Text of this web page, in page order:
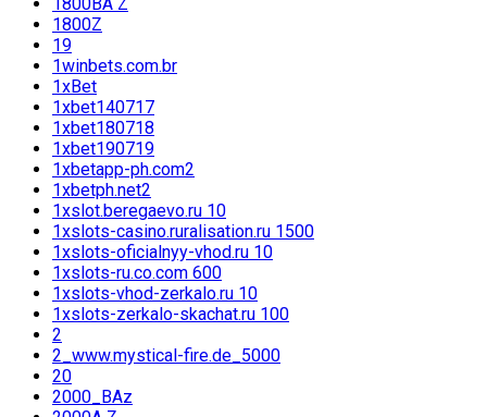
1800Z
19
1winbets.com.br
1xBet
1xbet140717
1xbet180718
1xbet190719
1xbetapp-ph.com2
1xbetph.net2
1xslot.beregaevo.ru 10
1xslots-casino.ruralisation.ru 1500
1xslots-oficialnyy-vhod.ru 10
1xslots-ru.co.com 600
1xslots-vhod-zerkalo.ru 10
1xslots-zerkalo-skachat.ru 100
2
2_www.mystical-fire.de_5000
20
2000_BAz